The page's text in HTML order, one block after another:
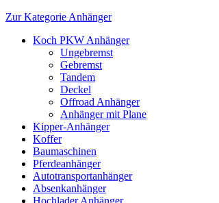
Zur Kategorie Anhänger
Koch PKW Anhänger
Ungebremst
Gebremst
Tandem
Deckel
Offroad Anhänger
Anhänger mit Plane
Kipper-Anhänger
Koffer
Baumaschinen
Pferdeanhänger
Autotransportanhänger
Absenkanhänger
Hochlader Anhänger